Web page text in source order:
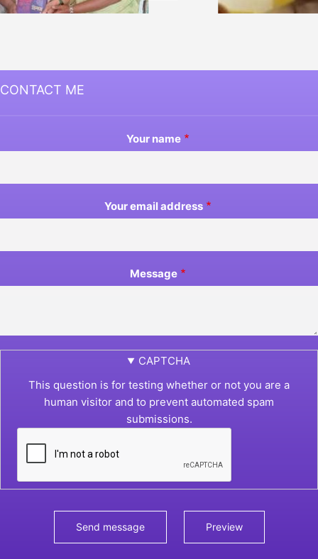
CONTACT ME
Your name
Your email address
Message
CAPTCHA
This question is for testing whether or not you are a
human visitor and to prevent automated spam
submissions.